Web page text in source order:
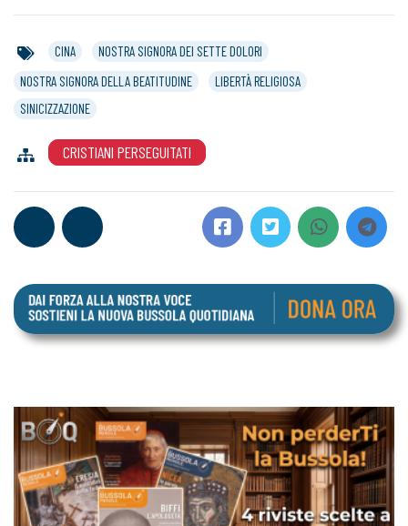
CINA
NOSTRA SIGNORA DEI SETTE DOLORI
NOSTRA SIGNORA DELLA BEATITUDINE
LIBERTÀ RELIGIOSA
SINICIZZAZIONE
CRISTIANI PERSEGUITATI